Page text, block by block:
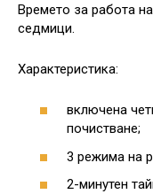
Времето за работа
седмици.
Характеристика:
включена
почистване;
3 режима на
2-минутен